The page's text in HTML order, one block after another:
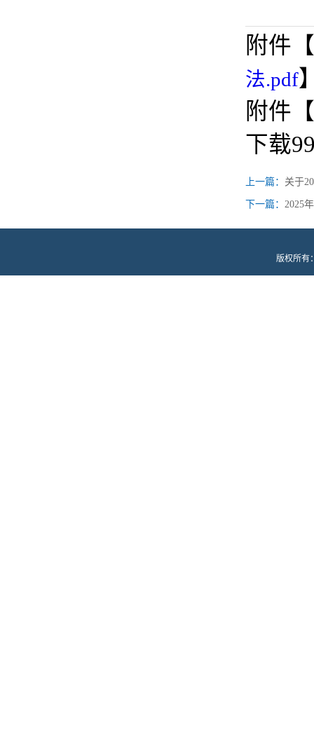
附件【
法.pdf
附件【
下载
上一篇： 关于
下一篇： 2025
版权所有